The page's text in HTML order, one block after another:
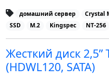
домашний сервер Crystal
SSD
M.2 Kingspec NT-256
Жесткий диск 2,5”
(HDWL120, SATA)